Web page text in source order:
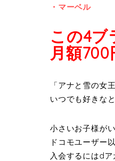
・マーベル
この4ブ
月額700
「アナと雪の女
いつでも好きな
小さいお子様が
ドコモユーザー
入会するにはd